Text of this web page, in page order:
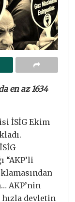
en az 1634
İSİG Ekim
“AKP’li
AKP’nin
devletin